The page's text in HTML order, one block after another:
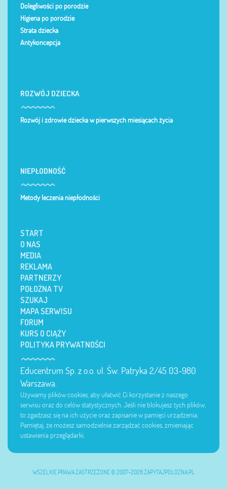
Dolegliwości po porodzie
Higiena po porodzie
Strata dziecka
Antykoncepcja
ROZWÓJ DZIECKA
Rozwój i zdrowie dziecka w pierwszych miesiącach życia
NIEPŁODNOŚĆ
Metody leczenia niepłodności
START
O NAS
MEDIA
REKLAMA
PARTNERZY
POŁOŻNA TV
SZUKAJ
MAPA SERWISU
FORUM
KURS O CIĄŻY
POLITYKA PRYWATNOŚCI
Educentrum Sp. z o.o. ul. Św. Patryka 2/45 03-980
Warszawa.
Używamy plików cookies, aby ułatwić Ci korzystanie z naszego
serwisu oraz do celów statystycznych. Jeśli nie blokujesz tych plików,
to zgadzasz się na ich użycie oraz zapisanie w pamięci urządzenia.
Pamiętaj, że możesz samodzielnie zarządzać cookies, zmieniając
ustawienia przeglądarki.
WSZELKIE PRAWA ZASTRZEŻONE © 2007-2026 ZAPYTAJPOLOZNA.PL